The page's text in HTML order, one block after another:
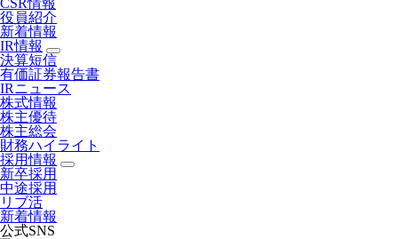
CSR情報
役員紹介
新着情報
IR情報
決算短信
有価証券報告書
IRニュース
株式情報
株主優待
株主総会
財務ハイライト
採用情報
新卒採用
中途採用
リブ活
新着情報
公式SNS